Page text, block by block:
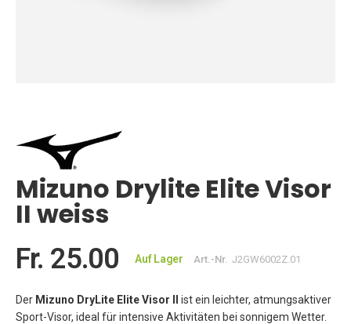
Bildgalerie
springen
Mizuno Drylite Elite Visor
II weiss
Fr. 25.00 Auf Lager Art.-Nr. J2GW6002Z.01
Der Mizuno DryLite Elite Visor II
ist ein leichter, atmungsaktiver
Sport-Visor, ideal für intensive Aktivitäten bei sonnigem Wetter.